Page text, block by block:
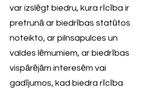
var izslēgt biedru, kura rīcība ir
pretrunā ar biedrības statūtos
noteikto, ar pilnsapulces un
valdes lēmumiem, ar biedrības
vispārējām interesēm vai
gadījumos, kad biedra rīcība